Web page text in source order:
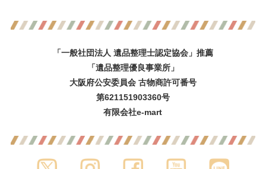
「一般社団法人 遺品整理士認定協会」推薦
「遺品整理優良事業所」
大阪府公安委員会 古物商許可番号
第621151903360号
有限会社e-mart